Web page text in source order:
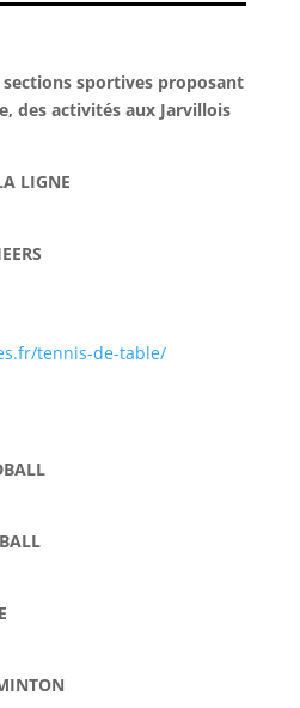
sportives proposant
des activités aux Jarvillois
LIGNE
tennis-de-table/